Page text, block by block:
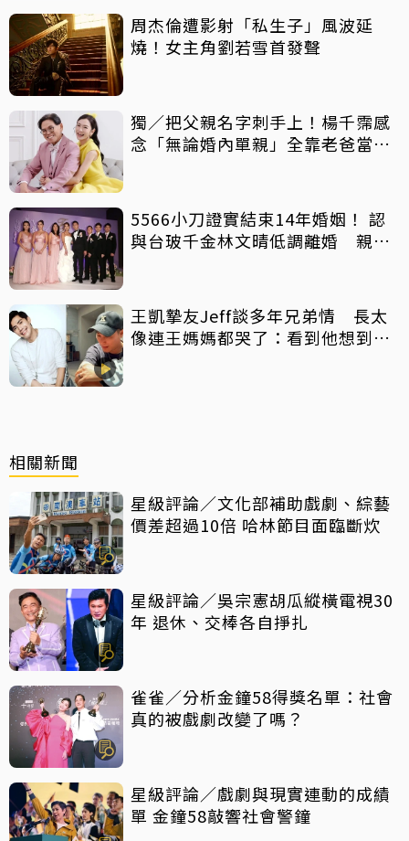
周杰倫遭影射「私生子」風波延
燒！女主角劉若雪首發聲
獨／把父親名字刺手上！楊千霈感
念「無論婚內單親」全靠老爸當後
5566小刀證實結束14年婚姻！ 認
與台玻千金林文晴低調離婚 親發
王凱摯友Jeff談多年兄弟情 長太
像連王媽媽都哭了：看到他想到兒
相關新聞
星級評論／文化部補助戲劇、綜藝
價差超過10倍 哈林節目面臨斷炊
星級評論／吳宗憲胡瓜縱橫電視30
年 退休、交棒各自掙扎
雀雀／分析金鐘58得獎名單：社會
真的被戲劇改變了嗎？
星級評論／戲劇與現實連動的成績
單 金鐘58敲響社會警鐘